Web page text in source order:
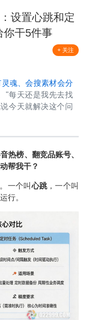
设置心跳和定
你干5件事
+ 关注
魂、会搜素材会分
"每天还是我先去找
今天就解决这个问
热榜、翻竞品账号、
帮我干？
一个叫心跳，一个叫
行。